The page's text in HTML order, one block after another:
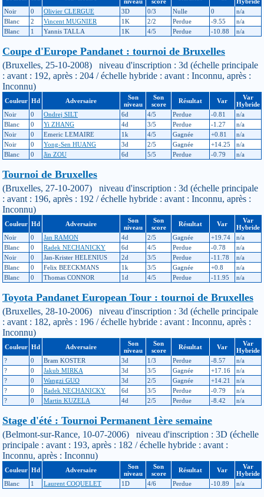
Noir
0 Olivier CLERGUE 3D 0/3 Nulle 0
n/a
Blanc
2 Vincent MUGNIER 1K 2/2 Perdue -9.55
n/a
Blanc
1 Yannis TALLA 1K 4/5 Perdue -10.88 n/a
Coupe d'Europe Pandanet : tournoi de Bruxelles
(Bruxelles, 25-10-2008) niveau d'inscription : 3d (échelle principale
: avant : 192, après : 204 / échelle hybride : avant : Inconnu, après :
Inconnu)
Couleur Hd Adversaire
Son
niveau
Son
score
Résultat Var
Var
Hybride
Noir
0 Ondrej SILT 6d 4/5 Perdue -0.81
n/a
Blanc
0 Yi ZHANG 4d 3/5 Perdue -1.27
n/a
Noir
0 Emeric LEMAIRE 1k 4/5 Gagnée +0.81
n/a
Noir
0 Yong-Sen HUANG 3d 2/5 Gagnée +14.25
n/a
Blanc
0 Jin ZOU 6d 5/5 Perdue -0.79 n/a
Tournoi de Bruxelles
(Bruxelles, 27-10-2007) niveau d'inscription : 3d (échelle principale
: avant : 196, après : 192 / échelle hybride : avant : Inconnu, après :
Inconnu)
Couleur Hd Adversaire
Son
niveau
Son
score
Résultat Var
Var
Hybride
Noir
0 Jan RAMON 4d 2/5 Gagnée +19.74
n/a
Blanc
0 Radek NECHANICKY 6d 4/5 Perdue -0.78
n/a
Noir
0 Jan-Krister HELENIUS 2d 3/5 Perdue -11.78
n/a
Blanc
0 Felix BEECKMANS 1k 3/5 Gagnée +0.8
n/a
Blanc
0 Thomas CONNOR 1d 4/5 Perdue -11.95 n/a
Toyota Pandanet European Tour : tournoi de Bruxelles
(Bruxelles, 28-10-2006) niveau d'inscription : 3d (échelle principale
: avant : 182, après : 196 / échelle hybride : avant : Inconnu, après :
Inconnu)
Couleur Hd Adversaire
Son
niveau
Son
score
Résultat Var
Var
Hybride
?
0 Bram KOSTER 3d 1/3 Perdue -8.57
n/a
?
0 Jakub MIRKA 3d 3/5 Gagnée +17.16
n/a
?
0 Wangzi GUO 3d 2/5 Gagnée +14.21
n/a
?
0 Radek NECHANICKY 6d 3/5 Perdue -0.79
n/a
?
0 Martin KUZELA 4d 2/5 Perdue -8.42 n/a
Stage d'été : Tournoi Permanent 1ère semaine
(Belmont-sur-Rance, 10-07-2006) niveau d'inscription : 3D (échelle
principale : avant : 193, après : 182 / échelle hybride : avant :
Inconnu, après : Inconnu)
Couleur Hd Adversaire
Son
niveau
Son
score
Résultat Var
Var
Hybride
Blanc
1 Laurent COQUELET 1D 4/6 Perdue -10.89 n/a